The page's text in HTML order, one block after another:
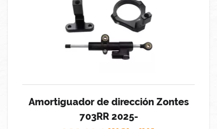
Amortiguador de dirección Zontes
703RR 2025-